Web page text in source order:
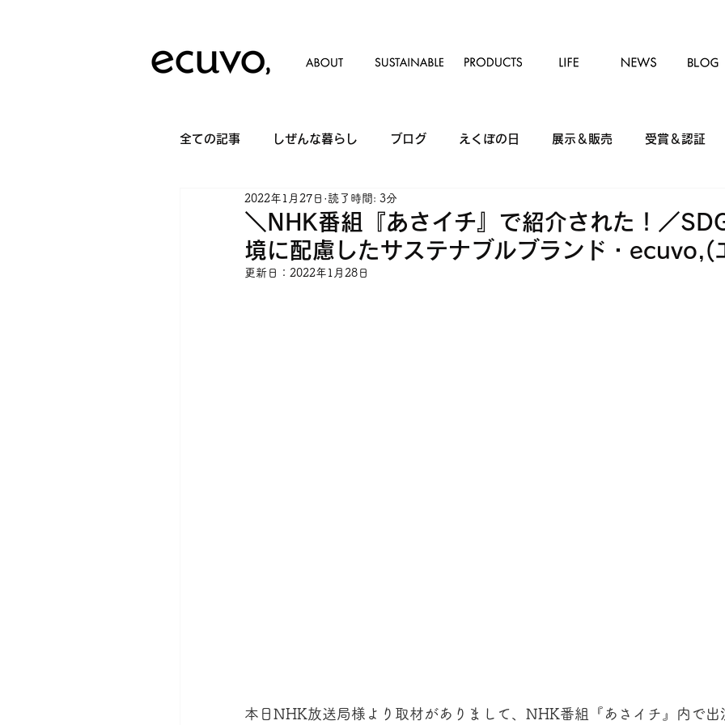
全ての記事 しぜんな暮らし ブログ えくぼの日 展示＆販売 受賞＆認証
＼NHK番組『あさイチ』で紹介された！／
境に配慮したサステナブルブランド・ecuvo,(
2022年1月27日 読了時間: 3分
更新日： 2022年1月28日
本日NHK放送局様より取材がありまして、NHK番組『あさイチ』内で出